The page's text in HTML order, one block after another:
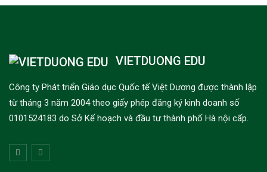
VIETDUONG EDU
Công ty Phát triển Giáo dục Quốc tế Việt Dương được thành lập
từ tháng 3 năm 2004 theo giấy phép đăng ký kinh doanh số
0101524183 do Sở Kế hoạch và đầu tư thành phố Hà nội cấp.